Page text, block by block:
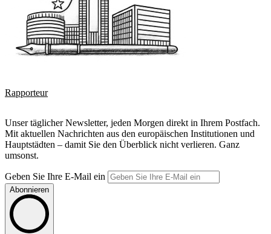
Rapporteur
Unser täglicher Newsletter, jeden Morgen direkt in Ihrem Postfach.
Mit aktuellen Nachrichten aus den europäischen Institutionen und
Hauptstädten – damit Sie den Überblick nicht verlieren. Ganz
umsonst.
Geben Sie Ihre E-Mail ein
Abonnieren